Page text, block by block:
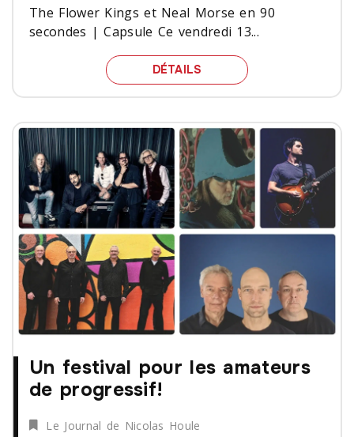
The Flower Kings et Neal Morse en 90
secondes | Capsule Ce vendredi 13...
DÉTAILS THE FLOWER KINGS ET
Un festival pour les amateurs
de progressif!
Le Journal de Nicolas Houle